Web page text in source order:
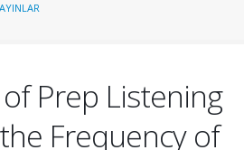
Prep Listening
Frequency of